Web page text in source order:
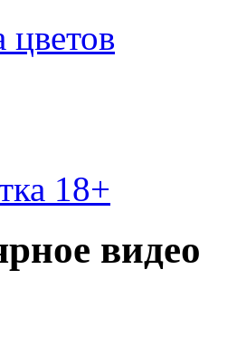
цветов
18+
видео